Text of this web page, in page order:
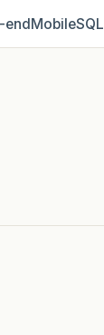
MobileSQL